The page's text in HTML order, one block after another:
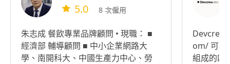
5.0 8 次僱用
朱志成 餐飲專業品牌顧問 • 現職： ■
經濟部 輔導顧問 ■ 中小企業網路大
學、南開科大、中國生產力中心、勞
Devcrew
om/ 可以
組成的四